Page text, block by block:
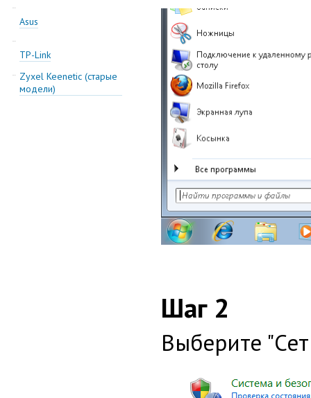
Asus
TP-Link
Zyxel Keenetic (старые
модели)
Шаг 2
Выберите